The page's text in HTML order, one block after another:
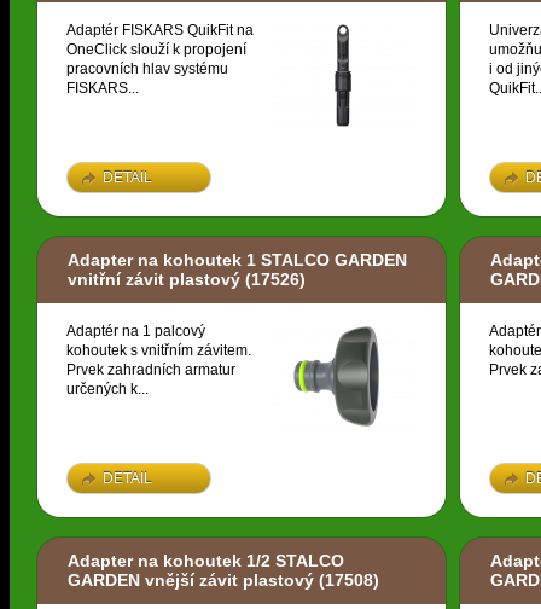
Adaptér FISKARS QuikFit na
OneClick slouží k propojení
pracovních hlav systému
FISKARS...
DETAIL
i od
Adapter na kohoutek 1 STALCO GARDEN
vnitřní závit plastový (17526)
Adaptér na 1 palcový
kohoutek s vnitřním závitem.
Prvek zahradních armatur
určených k...
DETAIL
Prvek
Adapter na kohoutek 1/2 STALCO
GARDEN vnější závit plastový (17508)